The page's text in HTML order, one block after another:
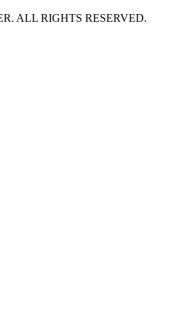
ALL RIGHTS RESERVED.